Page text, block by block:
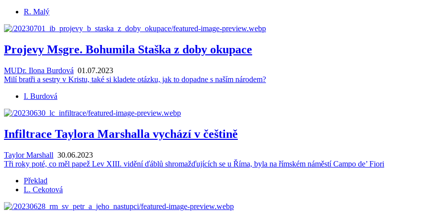
R. Malý
Projevy Msgre. Bohumila Staška z doby okupace
MUDr. Ilona Burdová 01.07.2023
Milí brat­ři a se­st­ry v Kris­tu, také si kla­de­te otáz­ku, jak to do­pad­ne s naším ná­ro­dem?
I. Burdová
Infiltrace Taylora Marshalla vychází v češtině
Taylor Marshall 30.06.2023
Tři roky poté, co měl papež Lev XIII. vi­dě­ní ďáblů shro­maž­ďu­jí­cích se u Říma, byla na řím­ském ná­měs­tí Campo de’ Fiori
Překlad
L. Cekotová